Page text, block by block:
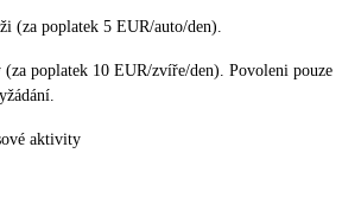
(za poplatek 5 EUR/auto/den).
poplatek 10 EUR/zvíře/den). Povoleni pouze
aktivity